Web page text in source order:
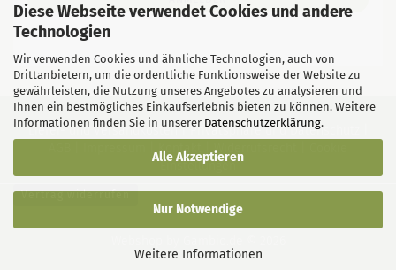
Diese Webseite verwendet Cookies und andere
Technologien
Wir verwenden Cookies und ähnliche Technologien, auch von
Drittanbietern, um die ordentliche Funktionsweise der Website zu
gewährleisten, die Nutzung unseres Angebotes zu analysieren und
Ihnen ein bestmögliches Einkaufserlebnis bieten zu können. Weitere
Informationen finden Sie in unserer Datenschutzerklärung.
Alle Akzeptieren
Nur Notwendige
Weitere Informationen
Liefer- und Versandkosten|Privatsphäre und Datenschutz
Kontakt Widerrufsrecht
Einstellungen
Vertrag widerrufen